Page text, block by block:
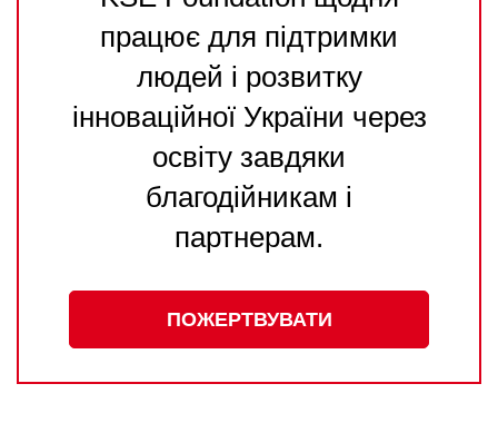
працює для підтримки
людей і розвитку
інноваційної України через
освіту завдяки
благодійникам і
партнерам.
ПОЖЕРТВУВАТИ